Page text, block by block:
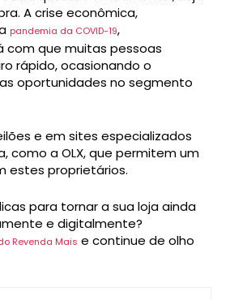
A crise econômica,
pandemia da COVID-19,
com que muitas pessoas
rápido, ocasionando o
oportunidades no segmento
e em sites especializados
como a OLX, que permitem um
estes proprietários.
para tornar a sua loja ainda
e digitalmente?
Revenda Mais e continue de olho